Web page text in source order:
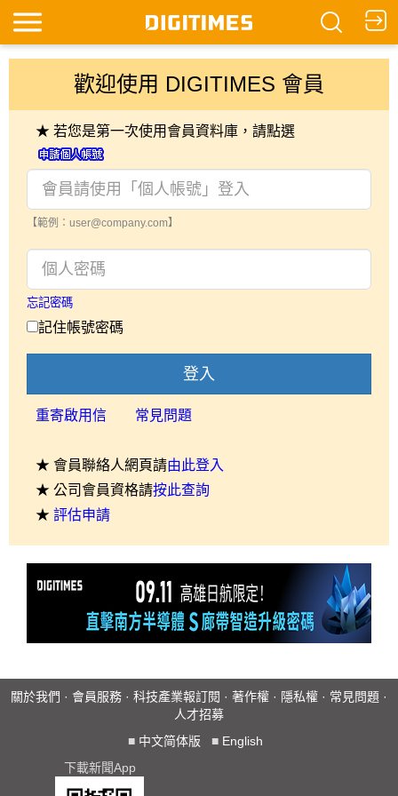
歡迎使用 DIGITIMES 會員
★ 若您是第一次使用會員資料庫，請點選
【範例：user@company.com】
忘記密碼
記住帳號密碼
登入
重寄啟用信 常見問題
★ 會員聯絡人網頁請由此登入
★ 公司會員資格請按此查詢
★ 評估申請
關於我們 · 會員服務 · 科技產業報訂閱 · 著作權 · 隱私權 · 常見問題 ·
人才招募
■ 中文简体版 ■ English
下載新聞App